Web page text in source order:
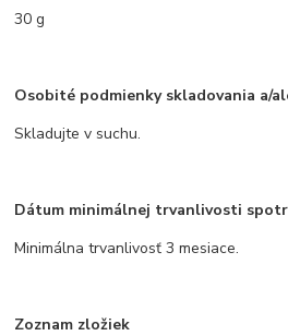
30 g
Osobité podmienky skladovania a/
Skladujte v suchu.
Dátum minimálnej trvanlivosti
Minimálna trvanlivosť 3 mesiace.
Zoznam zložiek